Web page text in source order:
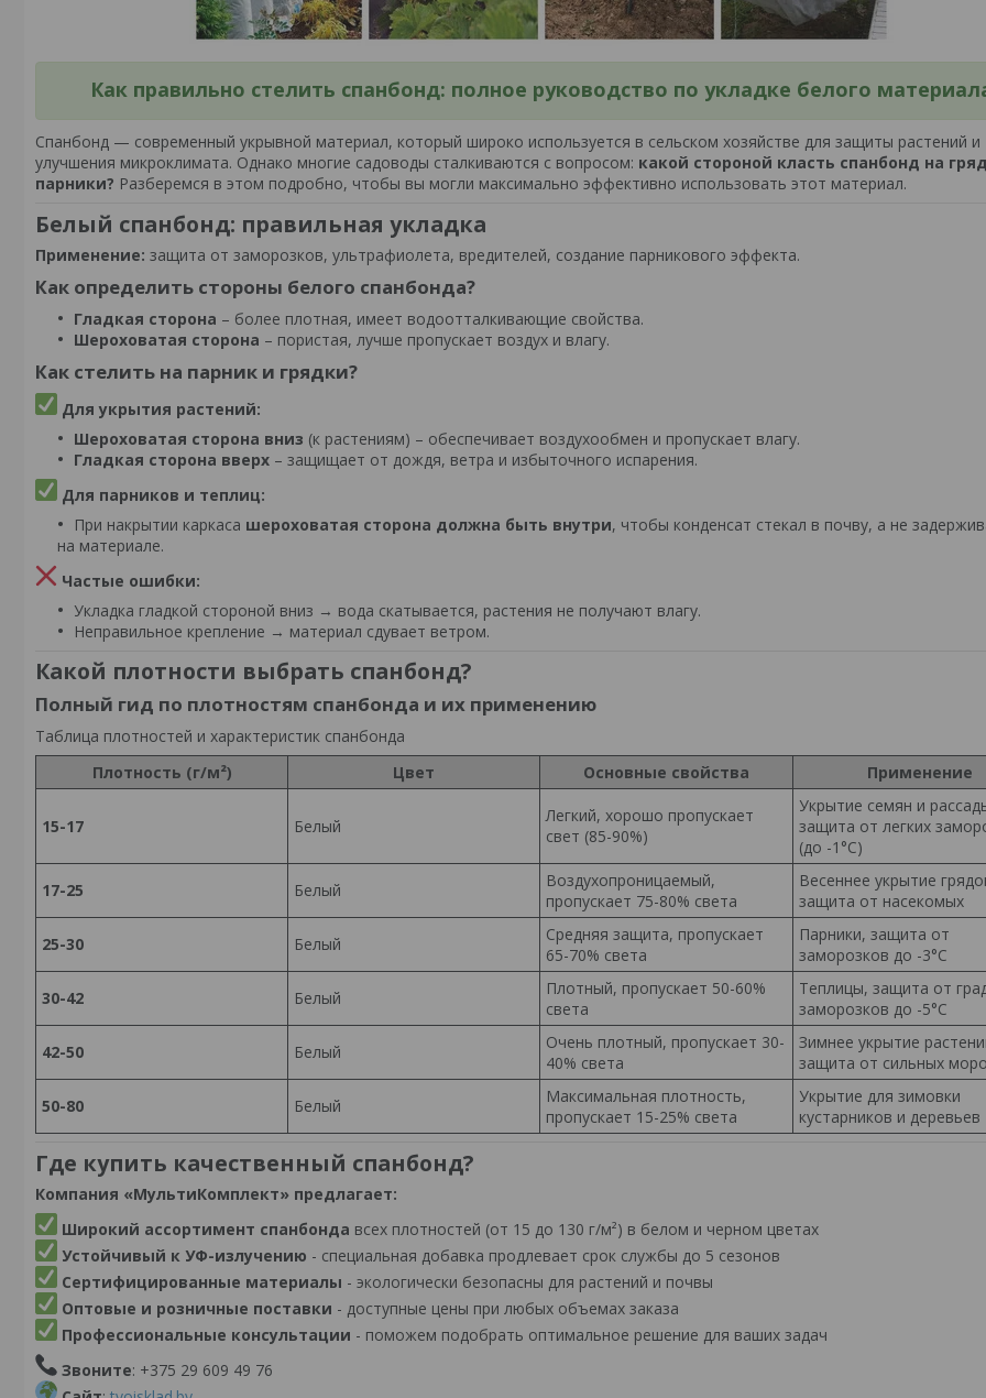
Как правильно стелить спанбонд: полное руководство по укладке белого
Спанбонд — современный укрывной материал, который широко используется в сельском хозяйстве для защиты растений и
улучшения микроклимата. Однако многие садоводы сталкиваются с вопросом: какой стороной класть спанбонд на
парники? Разберемся в этом подробно, чтобы вы могли максимально эффективно использовать этот материал.
Белый спанбонд: правильная укладка
Применение: защита от заморозков, ультрафиолета, вредителей, создание парникового эффекта.
Как определить стороны белого спанбонда?
Гладкая сторона – более плотная, имеет водоотталкивающие свойства.
Шероховатая сторона – пористая, лучше пропускает воздух и влагу.
Как стелить на парник и грядки?
Для укрытия растений:
Шероховатая сторона вниз (к растениям) – обеспечивает воздухообмен и пропускает влагу.
Гладкая сторона вверх – защищает от дождя, ветра и избыточного испарения.
Для парников и теплиц:
При накрытии каркаса шероховатая сторона должна быть внутри, чтобы конденсат стекал в почву, а не
на материале.
Частые ошибки:
Укладка гладкой стороной вниз → вода скатывается, растения не получают влагу.
Неправильное крепление → материал сдувает ветром.
Какой плотности выбрать спанбонд?
Полный гид по плотностям спанбонда и их применению
Таблица плотностей и характеристик спанбонда
Плотность (г/м²)
Цвет Основные свойства Применение
15-17 Белый
Легкий, хорошо пропускает
свет (85-90%)
Укрытие семян и
защита от легких
(до -1°C)
17-25 Белый
Воздухопроницаемый,
пропускает 75-80% света
Весеннее укрытие
защита от насекомых
25-30 Белый
Средняя защита, пропускает
65-70% света
Парники, защита от
заморозков до -3°C
30-42 Белый
Плотный, пропускает 50-60%
света
Теплицы, защита от
заморозков до -5°C
42-50 Белый
Очень плотный, пропускает 30-
40% света
Зимнее укрытие
защита от сильных
50-80 Белый
Максимальная плотность,
пропускает 15-25% света
Укрытие для зимовки
кустарников и деревьев
Где купить качественный спанбонд?
Компания «МультиКомплект» предлагает:
Широкий ассортимент спанбонда всех плотностей (от 15 до 130 г/м²) в белом и черном цветах
Устойчивый к УФ-излучению - специальная добавка продлевает срок службы до 5 сезонов
Сертифицированные материалы - экологически безопасны для растений и почвы
Оптовые и розничные поставки - доступные цены при любых объемах заказа
Профессиональные консультации - поможем подобрать оптимальное решение для ваших задач
Звоните: +375 29 609 49 76